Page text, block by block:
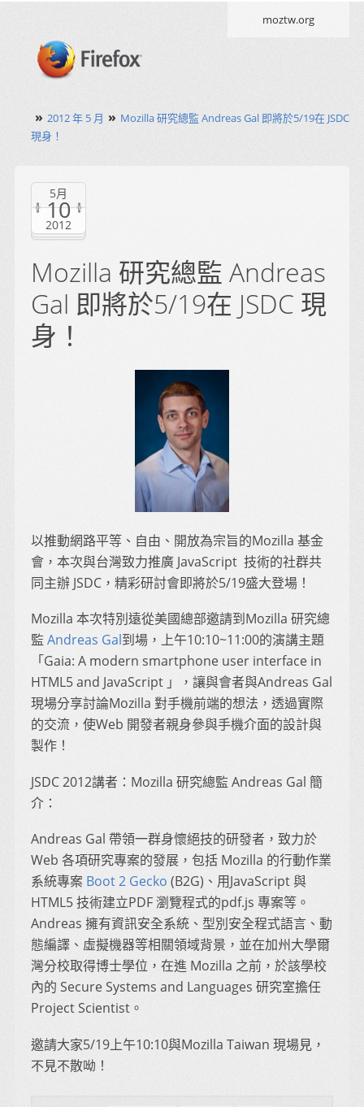
moztw.org
» 2012 年 5 月 » Mozilla 研究總監 Andreas Gal 即將於5/19在 JSDC
現身！
5月
10
2012
Mozilla 研究總監 Andreas
Gal 即將於5/19在 JSDC 現
身！
以推動網路平等、自由、開放為宗旨的Mozilla 基金
會，本次與台灣致力推廣 JavaScript 技術的社群共
同主辦 JSDC，精彩研討會即將於5/19盛大登場！
Mozilla 本次特別遠從美國總部邀請到Mozilla 研究總
監 Andreas Gal到場，上午10:10~11:00的演講主題
「Gaia: A modern smartphone user interface in
HTML5 and JavaScript 」，讓與會者與Andreas Gal
現場分享討論Mozilla 對手機前端的想法，透過實際
的交流，使Web 開發者親身參與手機介面的設計與
製作！
JSDC 2012講者：Mozilla 研究總監 Andreas Gal 簡
介：
Andreas Gal 帶領一群身懷絕技的研發者，致力於
Web 各項研究專案的發展，包括 Mozilla 的行動作業
系統專案 Boot 2 Gecko (B2G)、用JavaScript 與
HTML5 技術建立PDF 瀏覽程式的pdf.js 專案等。
Andreas 擁有資訊安全系統、型別安全程式語言、動
態編譯、虛擬機器等相關領域背景，並在加州大學爾
灣分校取得博士學位，在進 Mozilla 之前，於該學校
內的 Secure Systems and Languages 研究室擔任
Project Scientist。
邀請大家5/19上午10:10與Mozilla Taiwan 現場見，
不見不散呦！